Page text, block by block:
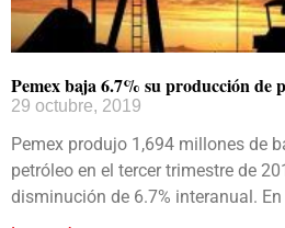
Pemex baja 6.7% su producción de
29 octubre, 2019
Pemex produjo 1,694 millones de
petróleo en el tercer trimestre de
disminución de 6.7% interanual.